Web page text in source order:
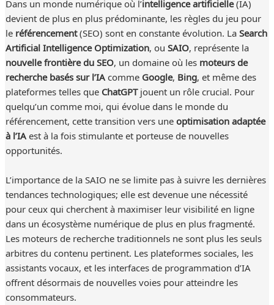
Dans un monde numérique où l’intelligence artificielle(IA)
devient de plus en plus prédominante, les règles du jeu pour
leréférencement(SEO) sont en constante évolution. LaSearch
Artificial Intelligence Optimization, ouSAIO, représente la
nouvelle frontière du SEO, un domaine où lesmoteurs de
recherche basés sur l’IAcommeGoogle, Bing, et même des
plateformes telles queChatGPTjouent un rôle crucial. Pour
quelqu’un comme moi, qui évolue dans le monde du
référencement, cette transition vers uneoptimisation adaptée
à l’IAest à la fois stimulante et porteuse de nouvelles
opportunités.
L’importance de la SAIO ne se limite pas à suivre les dernières
tendances technologiques; elle est devenue une nécessité
pour ceux qui cherchent à maximiser leur visibilité en ligne
dans un écosystème numérique de plus en plus fragmenté.
Les moteurs de recherche traditionnels ne sont plus les seuls
arbitres du contenu pertinent. Les plateformes sociales, les
assistants vocaux, et les interfaces de programmation d’IA
offrent désormais de nouvelles voies pour atteindre les
consommateurs.